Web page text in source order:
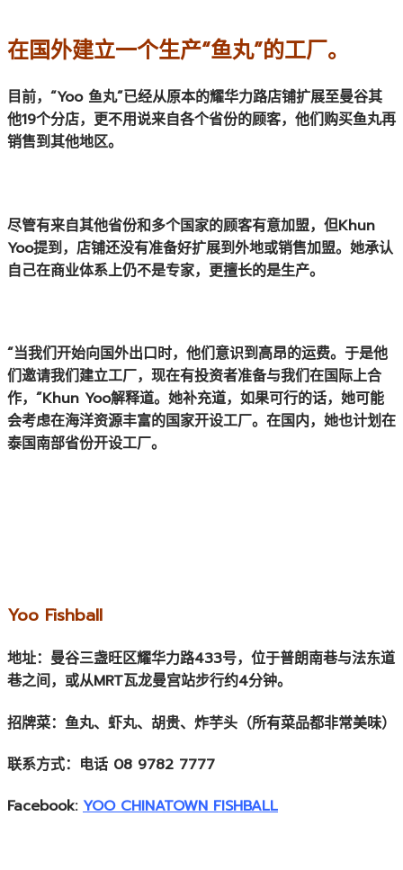
在国外建立一个生产“鱼丸”的工厂。
目前，“Yoo 鱼丸”已经从原本的耀华力路店铺扩展至曼谷其
他19个分店，更不用说来自各个省份的顾客，他们购买鱼丸再
销售到其他地区。
尽管有来自其他省份和多个国家的顾客有意加盟，但Khun
Yoo提到，店铺还没有准备好扩展到外地或销售加盟。她承认
自己在商业体系上仍不是专家，更擅长的是生产。
“当我们开始向国外出口时，他们意识到高昂的运费。于是他
们邀请我们建立工厂，现在有投资者准备与我们在国际上合
作，”Khun Yoo解释道。她补充道，如果可行的话，她可能
会考虑在海洋资源丰富的国家开设工厂。在国内，她也计划在
泰国南部省份开设工厂。
Yoo Fishball
地址：曼谷三盏旺区耀华力路433号，位于普朗南巷与法东道
巷之间，或从MRT瓦龙曼宫站步行约4分钟。
招牌菜：鱼丸、虾丸、胡贵、炸芋头（所有菜品都非常美味）
联系方式：电话 08 9782 7777
Facebook: YOO CHINATOWN FISHBALL